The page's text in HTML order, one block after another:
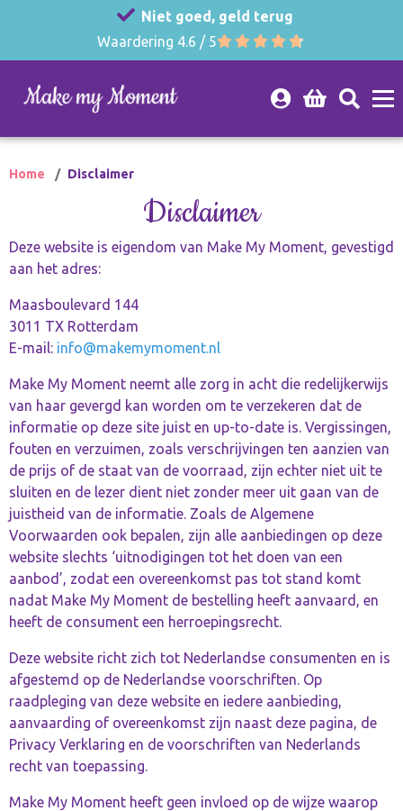
Niet goed, geld terug
Waardering 4.6 / 5
Home Disclaimer
Disclaimer
Deze website is eigendom van Make My Moment, gevestigd
aan het adres:
Maasboulevard 144
3011 TX Rotterdam
E-mail: info@makemymoment.nl
Make My Moment neemt alle zorg in acht die redelijkerwijs
van haar gevergd kan worden om te verzekeren dat de
informatie op deze site juist en up-to-date is. Vergissingen,
fouten en verzuimen, zoals verschrijvingen ten aanzien van
de prijs of de staat van de voorraad, zijn echter niet uit te
sluiten en de lezer dient niet zonder meer uit gaan van de
juistheid van de informatie. Zoals de Algemene
Voorwaarden ook bepalen, zijn alle aanbiedingen op deze
website slechts ‘uitnodigingen tot het doen van een
aanbod’, zodat een overeenkomst pas tot stand komt
nadat Make My Moment de bestelling heeft aanvaard, en
heeft de consument een herroepingsrecht.
Deze website richt zich tot Nederlandse consumenten en is
afgestemd op de Nederlandse voorschriften. Op
raadpleging van deze website en iedere aanbieding,
aanvaarding of overeenkomst zijn naast deze pagina, de
Privacy Verklaring en de voorschriften van Nederlands
recht van toepassing.
Make My Moment heeft geen invloed op de wijze waarop